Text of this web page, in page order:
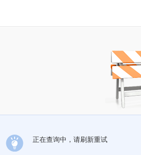
正在查询中，请刷新重试